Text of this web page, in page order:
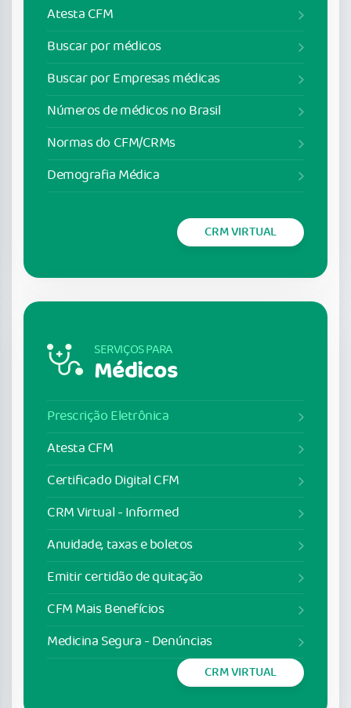
Atesta CFM
Buscar por médicos
Buscar por Empresas médicas
Números de médicos no Brasil
Normas do CFM/CRMs
Demografia Médica
CRM VIRTUAL
SERVIÇOS PARA
Médicos
Prescrição Eletrônica
Atesta CFM
Certificado Digital CFM
CRM Virtual - Informed
Anuidade, taxas e boletos
Emitir certidão de quitação
CFM Mais Benefícios
Medicina Segura - Denúncias
CRM VIRTUAL